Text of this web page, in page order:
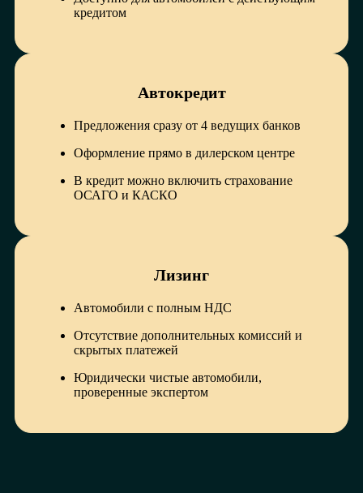
кредитом
Автокредит
Предложения сразу от 4 ведущих банков
Оформление прямо в дилерском центре
В кредит можно включить страхование
ОСАГО и КАСКО
Лизинг
Автомобили с полным НДС
Отсутствие дополнительных комиссий и
скрытых платежей
Юридически чистые автомобили,
проверенные экспертом